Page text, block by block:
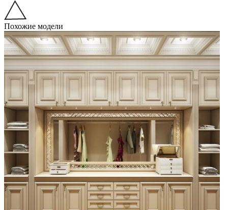
Похожие модели